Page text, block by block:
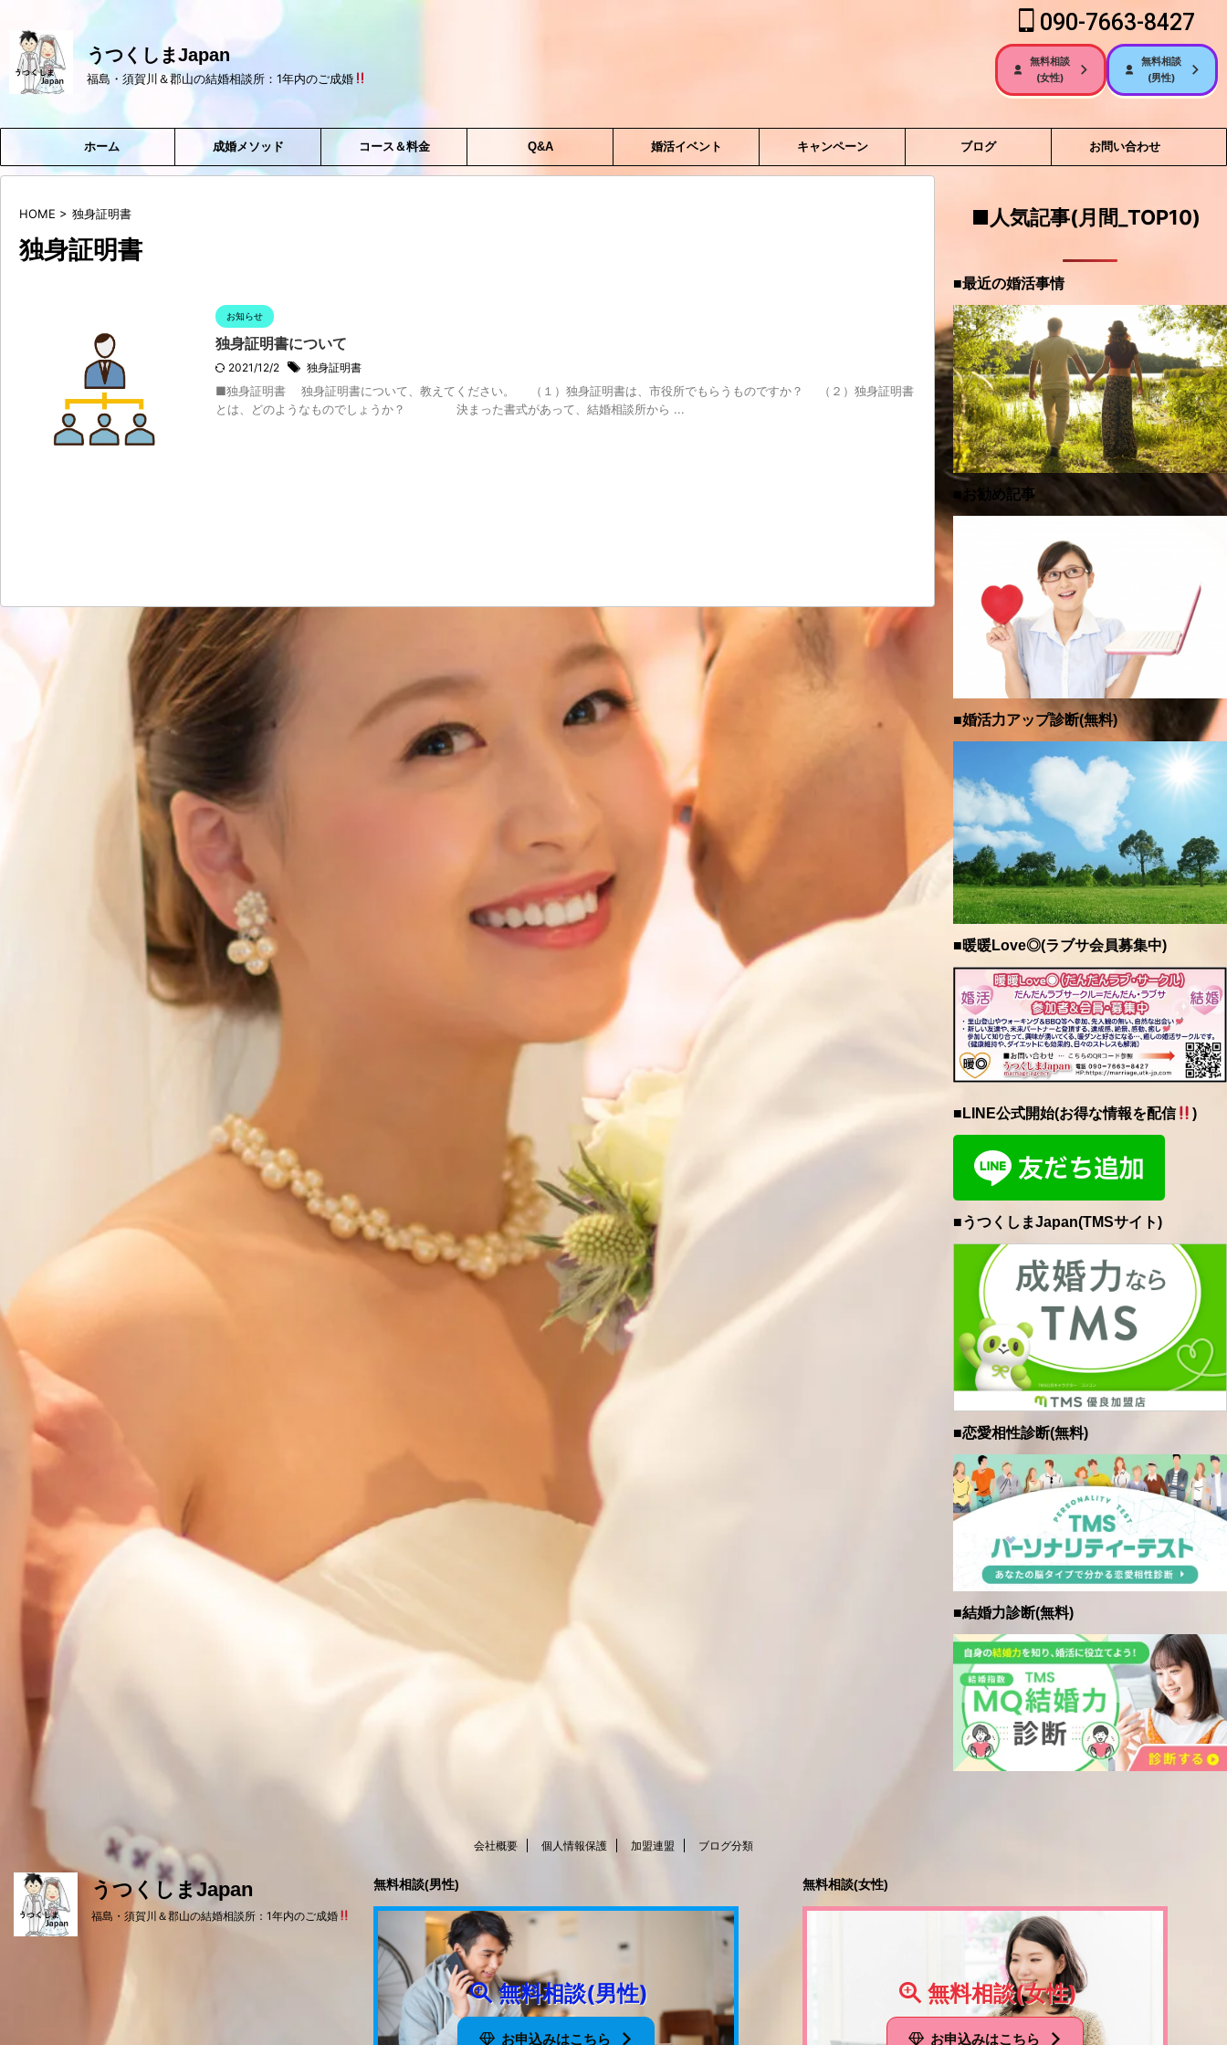
うつくしまJapan
福島・須賀川＆郡山の結婚相談所：1年内のご成婚
090-7663-8427
無料相談
(女性)
無料相談
(男性)
ホーム 成婚メソッド コース＆料金 Q&A 婚活イベント キャンペーン ブログ お問い合わせ
HOME > 独身証明書
独身証明書
お知らせ
独身証明書について
2021/12/2 独身証明書
■独身証明書 独身証明書について、教えてください。 （１）独身証明書は、市役所でもらうものですか？ （２）独身証明書
とは、どのようなものでしょうか？ 決まった書式があって、結婚相談所から ...
■人気記事(月間_TOP10)
■最近の婚活事情
■お勧め記事
■婚活力アップ診断(無料)
■暖暖Love◎(ラブサ会員募集中)
■LINE公式開始(お得な情報を配信 )
■うつくしまJapan(TMSサイト)
■恋愛相性診断(無料)
■結婚力診断(無料)
会社概要 個人情報保護 加盟連盟 ブログ分類
無料相談(男性)
無料相談(男性)
お申込みはこちら
無料相談(女性)
無料相談(女性)
お申込みはこちら
うつくしまJapan
福島・須賀川＆郡山の結婚相談所：1年内のご成婚